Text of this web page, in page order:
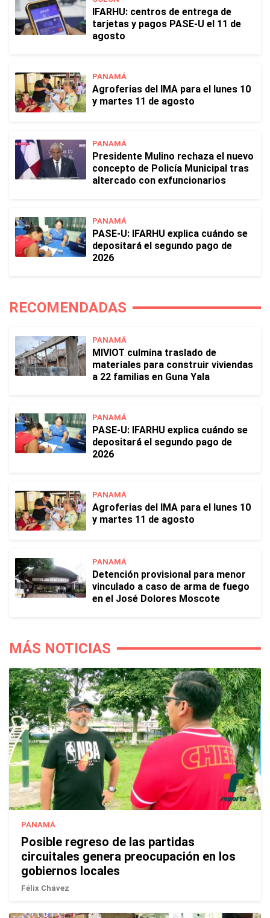
IFARHU: centros de entrega de
tarjetas y pagos PASE-U el 11 de
agosto
PANAMÁ
Agroferias del IMA para el lunes 10
y martes 11 de agosto
PANAMÁ
Presidente Mulino rechaza el nuevo
concepto de Policía Municipal tras
altercado con exfuncionarios
PANAMÁ
PASE-U: IFARHU explica cuándo se
depositará el segundo pago de
2026
RECOMENDADAS
PANAMÁ
MIVIOT culmina traslado de
materiales para construir viviendas
a 22 familias en Guna Yala
PANAMÁ
PASE-U: IFARHU explica cuándo se
depositará el segundo pago de
2026
PANAMÁ
Agroferias del IMA para el lunes 10
y martes 11 de agosto
PANAMÁ
Detención provisional para menor
vinculado a caso de arma de fuego
en el José Dolores Moscote
MÁS NOTICIAS
PANAMÁ
Posible regreso de las partidas
circuitales genera preocupación en los
gobiernos locales
Félix Chávez